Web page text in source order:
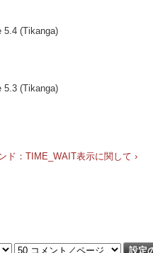
5.4 (Tikanga)
5.3 (Tikanga)
ド：TIME_WAIT表示に関して ›